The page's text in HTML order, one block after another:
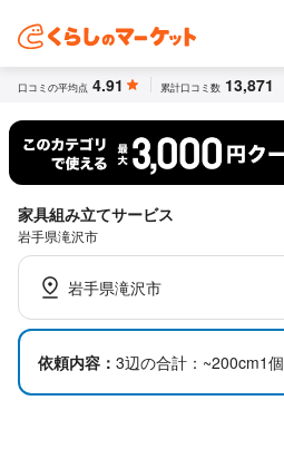
口コミの平均点 4.91 累計口コミ数 13,871
家具組み立てサービス
岩手県滝沢市
岩手県滝沢市
依頼内容： 3辺の合計：~200cm1個